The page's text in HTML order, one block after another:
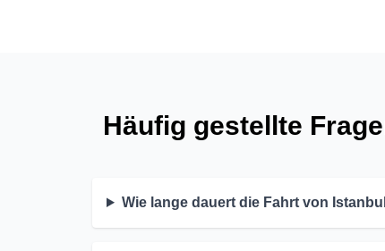
Häufig gestellte
Wie lange dauert die Fahrt von